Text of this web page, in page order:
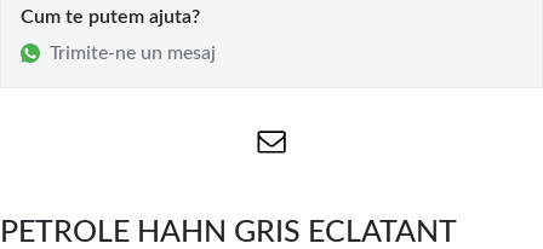
Cum te putem ajuta?
Trimite-ne un mesaj
PETROLE HAHN GRIS ECLATANT